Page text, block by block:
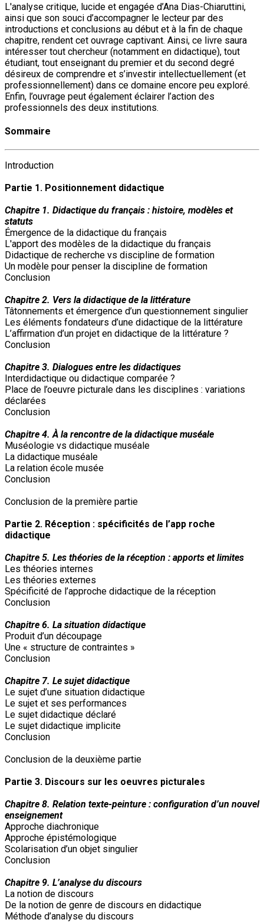
L'analyse critique, lucide et engagée d’Ana Dias-Chiaruttini,
ainsi que son souci d’accompagner le lecteur par des
introductions et conclusions au début et à la fin de chaque
chapitre, rendent cet ouvrage captivant. Ainsi, ce livre saura
intéresser tout chercheur (notamment en didactique), tout
étudiant, tout enseignant du premier et du second degré
désireux de comprendre et s’investir intellectuellement (et
professionnellement) dans ce domaine encore peu exploré.
Enfin, l’ouvrage peut également éclairer l’action des
professionnels des deux institutions.
Sommaire
Introduction
Partie 1. Positionnement didactique
Chapitre 1. Didactique du français : histoire, modèles et
statuts
Émergence de la didactique du français
L'apport des modèles de la didactique du français
Didactique de recherche vs discipline de formation
Un modèle pour penser la discipline de formation
Conclusion
Chapitre 2. Vers la didactique de la littérature
Tâtonnements et émergence d’un questionnement singulier
Les éléments fondateurs d’une didactique de la littérature
L’affirmation d’un projet en didactique de la littérature ?
Conclusion
Chapitre 3. Dialogues entre les didactiques
Interdidactique ou didactique comparée ?
Place de l’oeuvre picturale dans les disciplines : variations
déclarées
Conclusion
Chapitre 4. À la rencontre de la didactique muséale
Muséologie vs didactique muséale
La didactique muséale
La relation école musée
Conclusion
Conclusion de la première partie
Partie 2. Réception : spécificités de l’app roche
didactique
Chapitre 5. Les théories de la réception : apports et limites
Les théories internes
Les théories externes
Spécificité de l’approche didactique de la réception
Conclusion
Chapitre 6. La situation didactique
Produit d’un découpage
Une « structure de contraintes »
Conclusion
Chapitre 7. Le sujet didactique
Le sujet d’une situation didactique
Le sujet et ses performances
Le sujet didactique déclaré
Le sujet didactique implicite
Conclusion
Conclusion de la deuxième partie
Partie 3. Discours sur les oeuvres picturales
Chapitre 8. Relation texte-peinture : configuration d’un nouvel
enseignement
Approche diachronique
Approche épistémologique
Scolarisation d’un objet singulier
Conclusion
Chapitre 9. L’analyse du discours
La notion de discours
De la notion de genre de discours en didactique
Méthode d’analyse du discours